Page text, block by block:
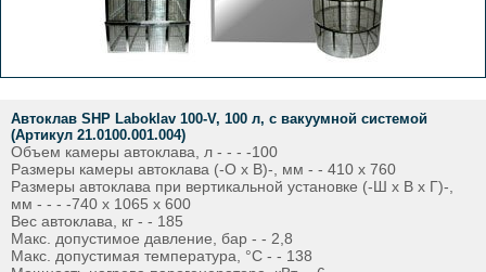
Автоклав SHP Laboklav 100-V, 100 л, с вакуумной системой
(Артикул 21.0100.001.004)
Объем камеры автоклава, л - - - -100
Размеры камеры автоклава (-O х В)-, мм - - 410 х 760
Размеры автоклава при вертикальной установке (-Ш х В х Г)-,
мм - - - -740 х 1065 х 600
Вес автоклава, кг - - 185
Макс. допустимое давление, бар - - 2,8
Макс. допустимая температура, °C - - 138